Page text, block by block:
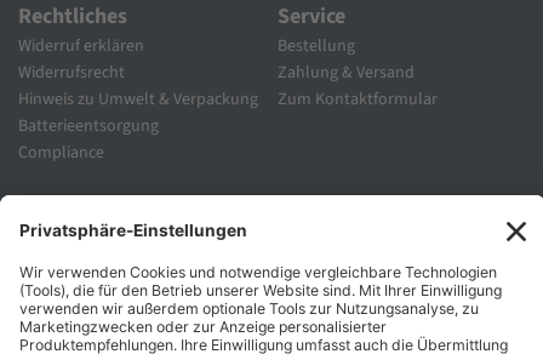
Rechtliches
Widerruf erklären
Widerrufsrecht
Hinweis zu Umwelt & Verpackung
Batterieentsorgung
Compliance
Service
Bestellung
Zahlung & Versand
Zum Kontaktformular
Unternehmen
Karriere